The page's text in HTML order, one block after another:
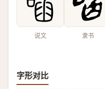
说文 隶书
字形对比